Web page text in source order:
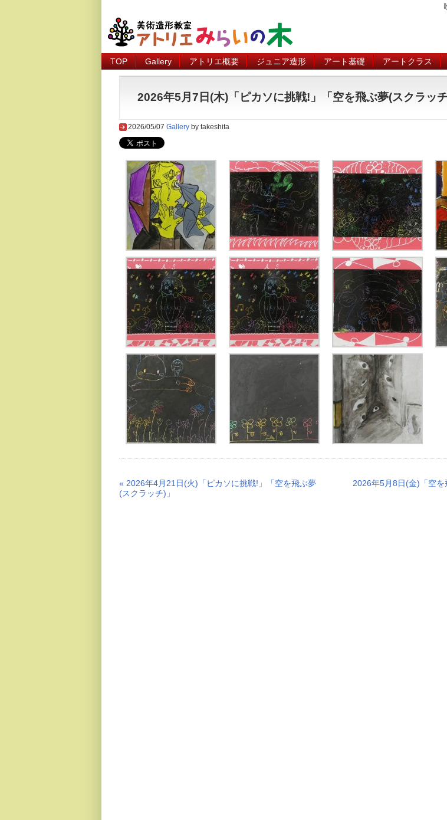
TOP Gallery アトリエ概要 ジュニア造形 アート基礎 アートクラス
2026年5月7日(木)「ピカソに挑戦!」「空を飛ぶ夢(スクラッチ
2026/05/07 Gallery by takeshita
« 2026年4月21日(火)「ピカソに挑戦!」「空を飛ぶ夢
(スクラッチ)」
2026年5月8日(金)「空